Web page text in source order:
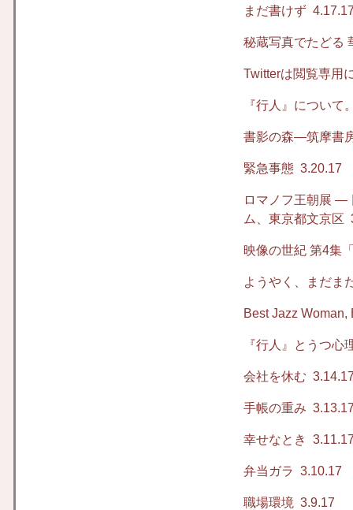
まだ書けず
秘蔵写真でたどる
Twitterは閲覧専用
『行人』について
書影の森―筑摩書
緊急事態 3.20.17
ロマノフ王朝展 ―
ム、東京都文京区
映像の世紀 第4集
ようやく、まだま
Best Jazz
『行人』とうつ心
会社を休む
手帳の重み
幸せなとき
弁当ガラ 3.10.17
職場環境 3.9.17